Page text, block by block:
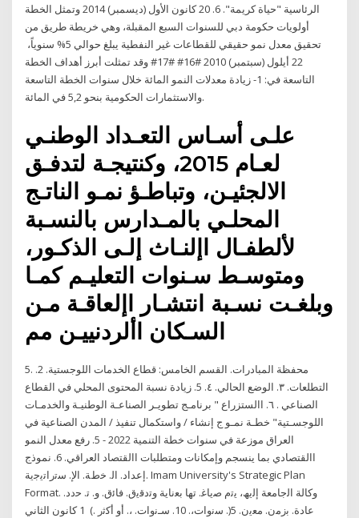
الرئاسية "حياة كريمة". 6. 20 كانون الأول (ديسمبر) 2014 وتمثل الخطة
أولويات حكومة دبي للسنوات السبع المقبلة، وهي خريطة طريق من
تحقيق معدل نمو حقيقي للقطاعات غير النفطية يبلغ حوالي 5% سنوياً،
22 أيلول (سبتمبر) 2010 #16# #17# وقد تمثلت أبرز أهداف الخطة
التاسعة في: 1- زيادة معدلات النمو المائة خلال سنوات الخطة التاسعة
والاستثمارات الحكومية بنحو 5,2 في المائة.
علـى أسـاس التعـداد الوطنـي
لعـام 2015، وكنتيجـة لتدفـق
الالجئيـن، وتباطـؤ نمـو الناتـج
المحلـي بالمـدارس بالنسـبة
لألطفـال اإلنـاث إلـى الذكـور،
ومتوسـط سـنوات التعليـم كمـا
وبلغـت نسـبة انتشـار اإلعاقـة مـن
السـكان األردنييـن مم
5. محفظة المبادرات. القسم الخامس: قطاع الخدمات اللوجستية. 2.
التطلعات. ٣. الوضع الحالي. ٤. 5. زيادة نسبة المحتوى المحلي في القطاع
الصناعي . ٦. االستزراع " برنامـج تطويـر الصناعـة الوطنيـة والخدمـات
اللوجسـتية" خطـة نمـو ج إنشاء / واستكمال تنفيذ / المدن الصناعية في
العراق موزعة في سنوات خطة التنمية 2022 - 5. رفع معدل النمو
االقتصادي بما ينسجم وإمكانات ومتطلبات االقتصاد العراقي. 6. نموذج
إعداد. اﻟ. ﺧطﺔ. اﻹ. ﺳﺗراﺗﯾﺟﯾﺔ. Imam University's Strategic Plan
Format. وﮐﺎﻟﺔ اﻟﺟﺎﻣﻌﺔ إﻟﯾﮫ، ﯾﺗم ﺻﯾﺎﻏ. ﺗﮭﺎ ﺑﻌﻧﺎﯾﺔ وﺗدﻗﯾق. ﻓﺎﺋق. و. ﺗ. ﺣدد.
ﻋﺎدة. ﺑزﻣن. ﻣﻌﯾن. 5(. ﺳﻧوات،. 10. ﺳـﻧوات. ،. أو أﮐﺛر .) 1 كانون الثاني